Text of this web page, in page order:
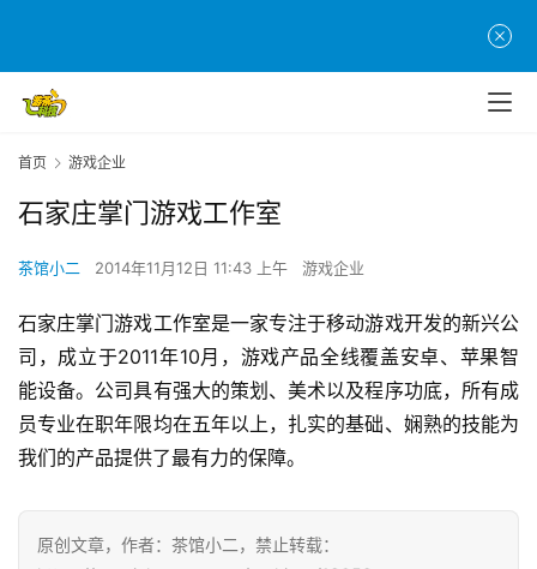
页
茶
创
戏
业
界
手
机
首页 游戏企业
石家庄掌门游戏工作室
茶馆小二 2014年11月12日 11:43 上午 游戏企业
石家庄掌门游戏工作室是一家专注于移动游戏开发的新兴公
司，成立于2011年10月，游戏产品全线覆盖安卓、苹果智
能设备。公司具有强大的策划、美术以及程序功底，所有成
员专业在职年限均在五年以上，扎实的基础、娴熟的技能为
我们的产品提供了最有力的保障。
原创文章，作者：茶馆小二，禁止转载：